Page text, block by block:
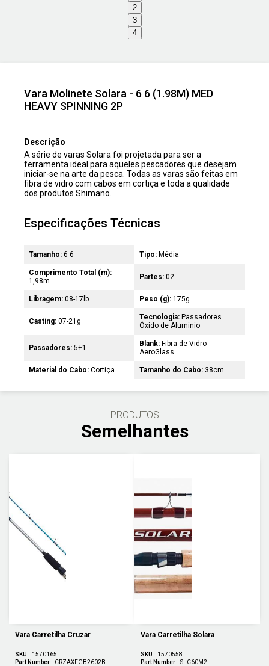
2
3
4
Vara Molinete Solara - 6 6 (1.98M) MED
HEAVY SPINNING 2P
Descrição
A série de varas Solara foi projetada para ser a
ferramenta ideal para aqueles pescadores que desejam
iniciar-se na arte da pesca. Todas as varas são feitas em
fibra de vidro com cabos em cortiça e toda a qualidade
dos produtos Shimano.
Especificações Técnicas
Tamanho: 6 6 Tipo: Média
Comprimento Total (m):
1,98m
Partes: 02
Libragem: 08-17lb Peso (g): 175g
Casting: 07-21g Tecnologia: Passadores
Óxido de Aluminio
Passadores: 5+1 Blank: Fibra de Vidro -
AeroGlass
Material do Cabo: Cortiça Tamanho do Cabo: 38cm
PRODUTOS
Semelhantes
Vara Carretilha Cruzar
SKU:
1570165
Part Number:
CRZAXFGB2602B
Vara Carretilha Solara
SKU:
1570558
Part Number: SLC60M2